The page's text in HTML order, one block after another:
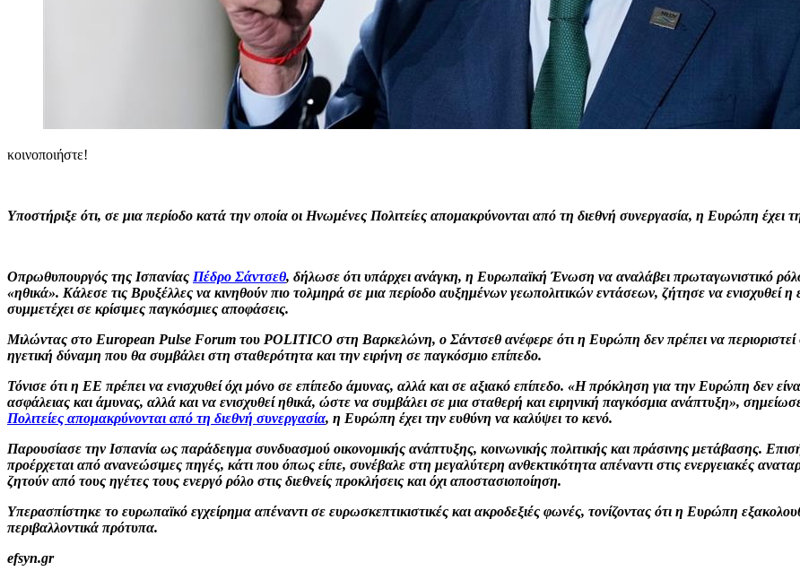
κοινοποιήστε!
Υποστήριξε ότι, σε μια περίοδο κατά την οποία οι Ηνωμένες Πολιτείες απομακρύνονται από τη διεθνή συνεργασία, η Ευρώπη έχει
Οπρωθυπουργός της Ισπανίας Πέδρο Σάντσεθ, δήλωσε ότι υπάρχει ανάγκη, η Ευρωπαϊκή Ένωση να αναλάβει πρωταγωνιστικό ρόλο
«ηθικά». Κάλεσε τις Βρυξέλλες να κινηθούν πιο τολμηρά σε μια περίοδο αυξημένων γεωπολιτικών εντάσεων, ζήτησε να ενισχυθεί
συμμετέχει σε κρίσιμες παγκόσμιες αποφάσεις.
Μιλώντας στο European Pulse Forum του POLITICO στη Βαρκελώνη, ο Σάντσεθ ανέφερε ότι η Ευρώπη δεν πρέπει να περιοριστεί
ηγετική δύναμη που θα συμβάλει στη σταθερότητα και την ειρήνη σε παγκόσμιο επίπεδο.
Τόνισε ότι η ΕΕ πρέπει να ενισχυθεί όχι μόνο σε επίπεδο άμυνας, αλλά και σε αξιακό επίπεδο. «Η πρόκληση για την Ευρώπη δεν
ασφάλειας και άμυνας, αλλά και να ενισχυθεί ηθικά, ώστε να συμβάλει σε μια σταθερή και ειρηνική παγκόσμια ανάπτυξη»,
Πολιτείες απομακρύνονται από τη διεθνή συνεργασία, η Ευρώπη έχει την ευθύνη να καλύψει το κενό.
Παρουσίασε την Ισπανία ως παράδειγμα συνδυασμού οικονομικής ανάπτυξης, κοινωνικής πολιτικής και πράσινης μετάβασης.
προέρχεται από ανανεώσιμες πηγές, κάτι που όπως είπε, συνέβαλε στη μεγαλύτερη ανθεκτικότητα απέναντι στις ενεργειακές
ζητούν από τους ηγέτες τους ενεργό ρόλο στις διεθνείς προκλήσεις και όχι αποστασιοποίηση.
Υπερασπίστηκε το ευρωπαϊκό εγχείρημα απέναντι σε ευρωσκεπτικιστικές και ακροδεξιές φωνές, τονίζοντας ότι η Ευρώπη
περιβαλλοντικά πρότυπα.
efsyn.gr